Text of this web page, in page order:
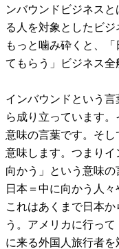
ンバウンドビジネス
る人を対象としたビジ
もっと噛み砕くと、
てもらう」ビジネス全
インバウンドという
ら成り立っています
意味の言葉です。そし
意味します。つまり
向かう」という意味
日本＝中に向かう人々
これはあくまで日本
う。アメリカに行っ
に来る外国人旅行者